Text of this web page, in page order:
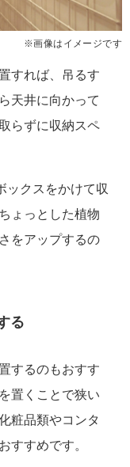
※画像はイメージです
すれば、吊るす
天井に向かって
らずに収納スペ
ックスをかけて収
ょっとした植物
をアップするの
る
するのもおすす
置くことで狭い
粧品類やコンタ
すすめです。